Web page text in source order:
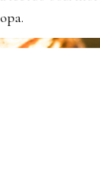
него и у FIFA
Чиновник